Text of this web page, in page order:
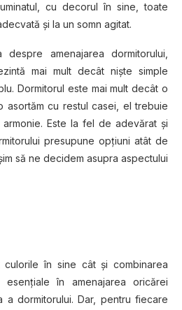
cu decorul în sine, toate
și la un somn agitat.
amenajarea dormitorului,
mai mult decât niște simple
Dormitorul este mai mult decât o
cu restul casei, el trebuie
Este la fel de adevărat și
presupune opțiuni atât de
să ne decidem asupra aspectului
în sine cât și combinarea
esențiale în amenajarea oricărei
a dormitorului. Dar, pentru fiecare